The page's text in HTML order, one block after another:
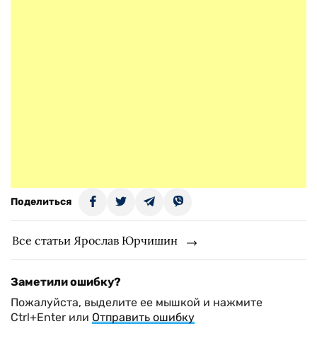
Поделиться
Все статьи Ярослав Юрчишин
Заметили ошибку?
Пожалуйста, выделите ее мышкой и нажмите
Ctrl+Enter или Отправить ошибку